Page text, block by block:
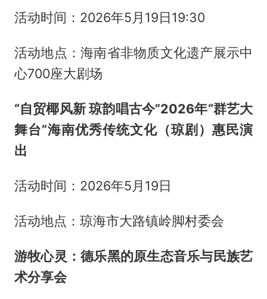
活动时间：2026年5月19日19:30
活动地点：海南省非物质文化遗产展示中
心700座大剧场
“自贸椰风新 琼韵唱古今”2026年“群艺大
舞台”海南优秀传统文化（琼剧）惠民演
出
活动时间：2026年5月19日
活动地点：琼海市大路镇岭脚村委会
游牧心灵：德乐黑的原生态音乐与民族艺
术分享会